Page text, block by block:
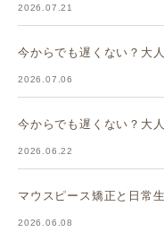
2026.07.21
今からでも遅くない？大
2026.07.06
今からでも遅くない？大
2026.06.22
マウスピース矯正と日
2026.06.08